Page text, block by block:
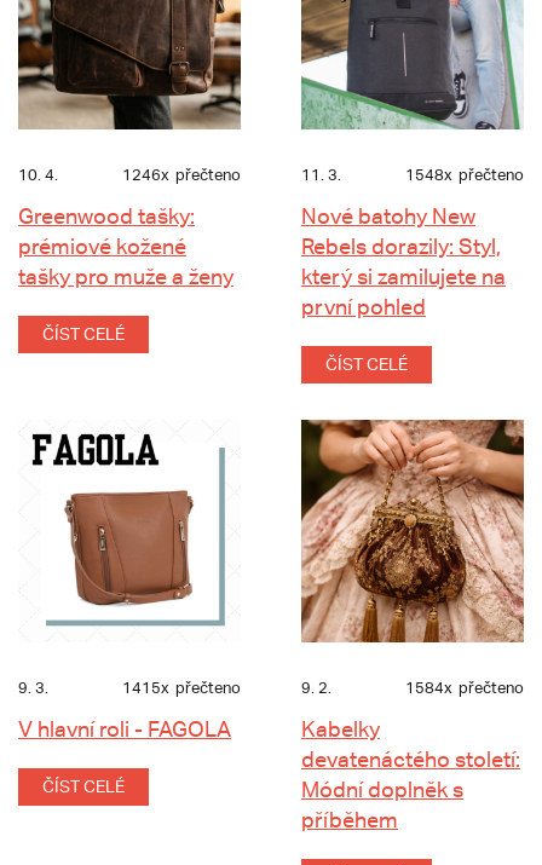
10. 4. 1246x přečteno
Greenwood tašky:
prémiové kožené
tašky pro muže a ženy
ČÍST CELÉ
11. 3. 1548x přečteno
Nové batohy New
Rebels dorazily: Styl,
který si zamilujete na
první pohled
ČÍST CELÉ
9. 3. 1415x přečteno
V hlavní roli - FAGOLA
ČÍST CELÉ
9. 2. 1584x přečteno
Kabelky
devatenáctého století:
Módní doplněk s
příběhem